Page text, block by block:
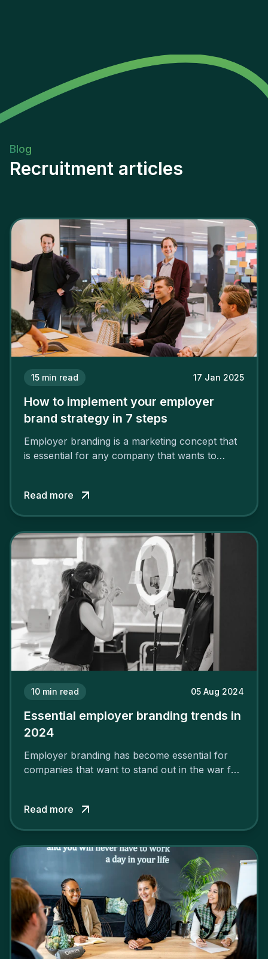
Blog
Recruitment articles
15 min read 17 Jan 2025
How to implement your employer
brand strategy in 7 steps
Employer branding is a marketing concept that
is essential for any company that wants to
solid and positive employer brand are clear, you
cannot simply wave a magic wand for it to be
Read more
10 min read 05 Aug 2024
Essential employer branding trends in
2024
Employer branding has become essential for
companies that want to stand out in the war for
attract the best profiles.
Read more